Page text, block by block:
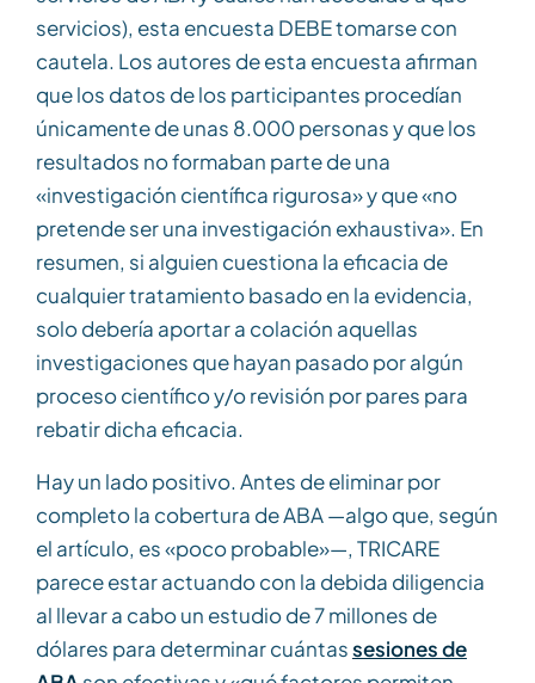
servicios), esta encuesta DEBE tomarse con
cautela. Los autores de esta encuesta afirman
que los datos de los participantes procedían
únicamente de unas 8.000 personas y que los
resultados no formaban parte de una
«investigación científica rigurosa» y que «no
pretende ser una investigación exhaustiva». En
resumen, si alguien cuestiona la eficacia de
cualquier tratamiento basado en la evidencia,
solo debería aportar a colación aquellas
investigaciones que hayan pasado por algún
proceso científico y/o revisión por pares para
rebatir dicha eficacia.
Hay un lado positivo. Antes de eliminar por
completo la cobertura de ABA —algo que, según
el artículo, es «poco probable»—, TRICARE
parece estar actuando con la debida diligencia
al llevar a cabo un estudio de 7 millones de
dólares para determinar cuántassesiones de